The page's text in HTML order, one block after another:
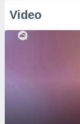
Video